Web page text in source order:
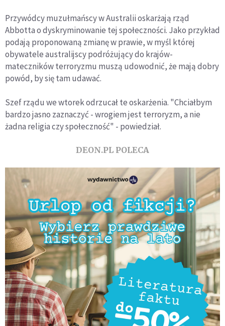
Przywódcy muzułmańscy w Australii oskarżają rząd
Abbotta o dyskryminowanie tej społeczności. Jako przykład
podają proponowaną zmianę w prawie, w myśl której
obywatele australijscy podróżujący do krajów-
mateczników terroryzmu muszą udowodnić, że mają dobry
powód, by się tam udawać.
Szef rządu we wtorek odrzucał te oskarżenia. "Chciałbym
bardzo jasno zaznaczyć - wrogiem jest terroryzm, a nie
żadna religia czy społeczność" - powiedział.
DEON.PL POLECA